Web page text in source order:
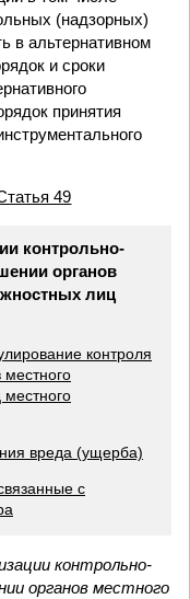
(надзорных)
в альтернативном
и сроки
принятия
49
контрольно-
органов
лиц
контроля
местного
вреда (ущерба)
с
контрольно-
органов местного